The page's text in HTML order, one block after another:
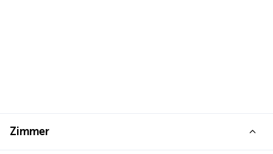
Zimmer